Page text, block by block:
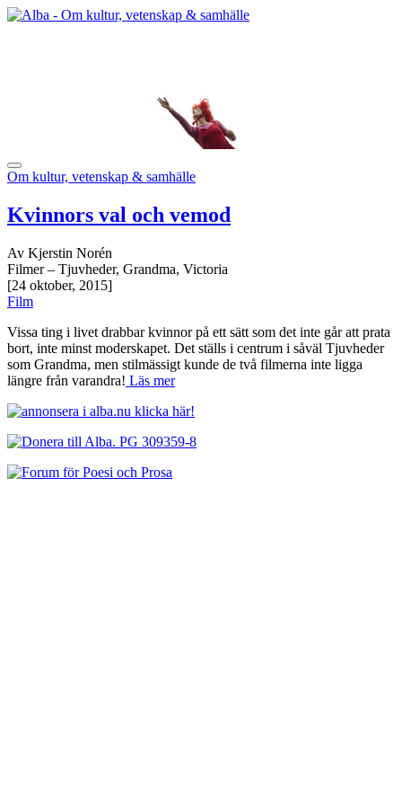
Om kultur, vetenskap & samhälle
Kvinnors val och vemod
Av Kjerstin Norén
Filmer – Tjuvheder, Grandma, Victoria
[24 oktober, 2015]
Film
Vissa ting i livet drabbar kvinnor på ett sätt som det inte går att prata
bort, inte minst moderskapet. Det ställs i centrum i såväl Tjuvheder
som Grandma, men stilmässigt kunde de två filmerna inte ligga
längre från varandra! Läs mer